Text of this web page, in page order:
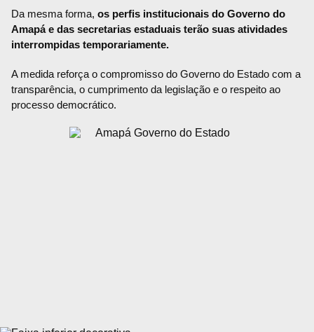
Da mesma forma, os perfis institucionais do Governo do
Amapá e das secretarias estaduais terão suas atividades
interrompidas temporariamente.
A medida reforça o compromisso do Governo do Estado com a
transparência, o cumprimento da legislação e o respeito ao
processo democrático.